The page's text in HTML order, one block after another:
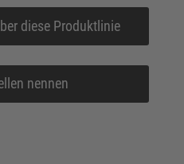
diese Produktlinie
nennen